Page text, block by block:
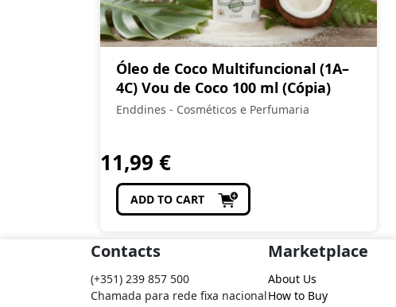
Óleo de Coco Multifuncional (1A–
4C) Vou de Coco 100 ml (Cópia)
Enddines - Cosméticos e Perfumaria
11,99 €
ADD TO CART
Contacts
(+351) 239 857 500
Chamada para rede fixa nacional
Marketplace
About Us
How to Buy